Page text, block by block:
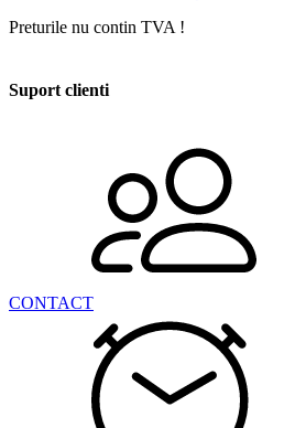
Preturile nu contin TVA !
Suport clienti
CONTACT